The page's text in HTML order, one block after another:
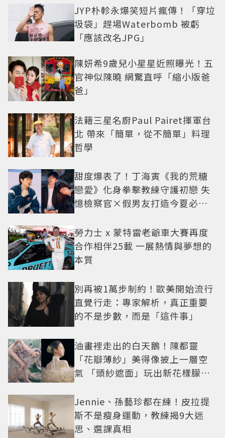
JYP朴軫永爆笑短片瘋傳！「穿垃
圾袋」趕場Waterbomb 被虧
「應該改名JPG」
陳妍希9歲兒小星星近照曝光！五
官神似陳曉 網驚直呼「縮小版爸
爸」
法籍三星名廚Paul Pairet揮軍台
北 帶來「簡單，從不簡單」料理
哲學
甜度爆表了！丁海寅《我的荒糖
戀愛》化身拳擊教練守護初戀 失
憶檢察官×假男友打造今夏必看
勞力士 x 蒙特雷老爺車大賽再度
合作相伴25載 一展熱情與夢想的
本質
別再被1萬步制約！歐美開始流行
直覺行走：專家解析，真正重要
的不是步數，而是「這件事」
油畫裡走出的白天鵝！陳都靈
「花瓣薄紗」美得像披上一層空
氣 「頭紗遮面」玩出新花樣朦朧
Jennie、孫藝珍都在練！皮拉提
斯不是瘦身運動，教練揭9大迷
思、選課真相